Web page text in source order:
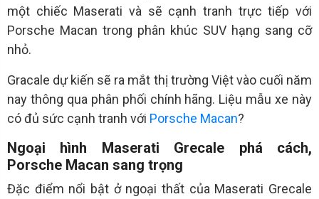
một chiếc Maserati và sẽ cạnh tranh trực tiếp với
Porsche Macan trong phân khúc SUV hạng sang cỡ
nhỏ.
Gracale dự kiến sẽ ra mắt thị trường Việt vào cuối năm
nay thông qua phân phối chính hãng. Liệu mẫu xe này
có đủ sức cạnh tranh với Porsche Macan?
Ngoại hình Maserati Grecale phá cách,
Porsche Macan sang trọng
Đặc điểm nổi bật ở ngoại thất của Maserati Grecale